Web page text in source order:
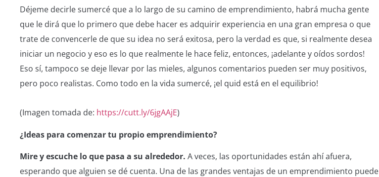
Déjeme decirle sumercé que a lo largo de su camino de emprendimiento, habrá mucha gente
que le dirá que lo primero que debe hacer es adquirir experiencia en una gran empresa o que
trate de convencerle de que su idea no será exitosa, pero la verdad es que, si realmente desea
iniciar un negocio y eso es lo que realmente le hace feliz, entonces, ¡adelante y oídos sordos!
Eso sí, tampoco se deje llevar por las mieles, algunos comentarios pueden ser muy positivos,
pero poco realistas. Como todo en la vida sumercé, ¡el quid está en el equilibrio!
(Imagen tomada de: https://cutt.ly/6jgAAjE)
¿Ideas para comenzar tu propio emprendimiento?
Mire y escuche lo que pasa a su alrededor. A veces, las oportunidades están ahí afuera,
esperando que alguien se dé cuenta. Una de las grandes ventajas de un emprendimiento puede